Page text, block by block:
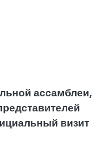
ассамблеи,
визит